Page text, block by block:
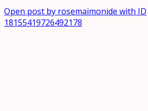
Open post by rosemaimonide with ID
18155419726492178